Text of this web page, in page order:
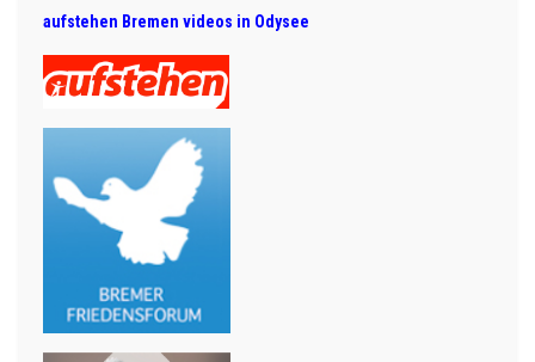
aufstehen Bremen videos in Odysee